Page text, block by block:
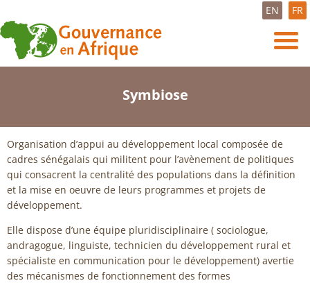
EN FR
Symbiose
Organisation d’appui au développement local composée de
cadres sénégalais qui militent pour l’avènement de politiques
qui consacrent la centralité des populations dans la définition
et la mise en oeuvre de leurs programmes et projets de
développement.
Elle dispose d’une équipe pluridisciplinaire ( sociologue,
andragogue, linguiste, technicien du développement rural et
spécialiste en communication pour le développement) avertie
des mécanismes de fonctionnement des formes